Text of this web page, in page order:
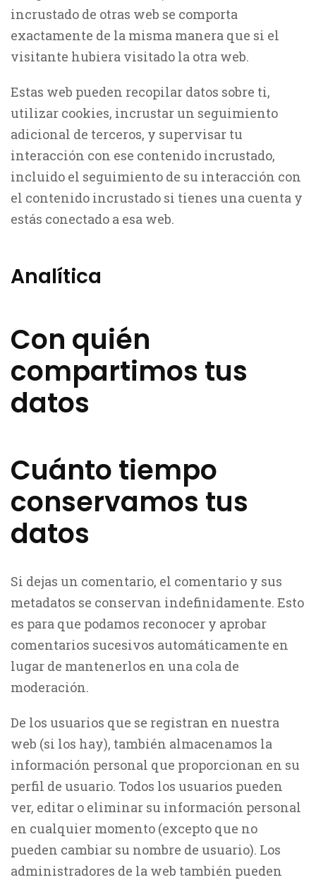
incrustado de otras web se comporta
exactamente de la misma manera que si el
visitante hubiera visitado la otra web.
Estas web pueden recopilar datos sobre ti,
utilizar cookies, incrustar un seguimiento
adicional de terceros, y supervisar tu
interacción con ese contenido incrustado,
incluido el seguimiento de su interacción con
el contenido incrustado si tienes una cuenta y
estás conectado a esa web.
Analítica
Con quién
compartimos tus
datos
Cuánto tiempo
conservamos tus
datos
Si dejas un comentario, el comentario y sus
metadatos se conservan indefinidamente. Esto
es para que podamos reconocer y aprobar
comentarios sucesivos automáticamente en
lugar de mantenerlos en una cola de
moderación.
De los usuarios que se registran en nuestra
web (si los hay), también almacenamos la
información personal que proporcionan en su
perfil de usuario. Todos los usuarios pueden
ver, editar o eliminar su información personal
en cualquier momento (excepto que no
pueden cambiar su nombre de usuario). Los
administradores de la web también pueden